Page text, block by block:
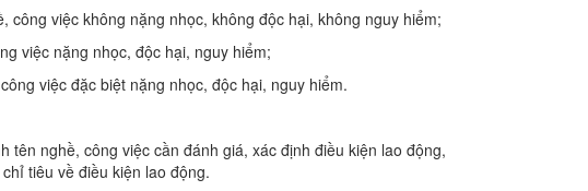
việc không nặng nhọc, không độc hại, không nguy hiểm;
việc nặng nhọc, độc hại, nguy hiểm;
việc đặc biệt nặng nhọc, độc hại, nguy hiểm.
nghề, công việc cần đánh giá, xác định điều kiện lao động,
tiêu về điều kiện lao động.